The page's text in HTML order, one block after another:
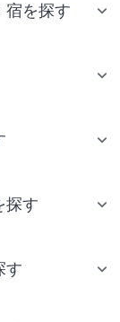
宿を探す
探す
す